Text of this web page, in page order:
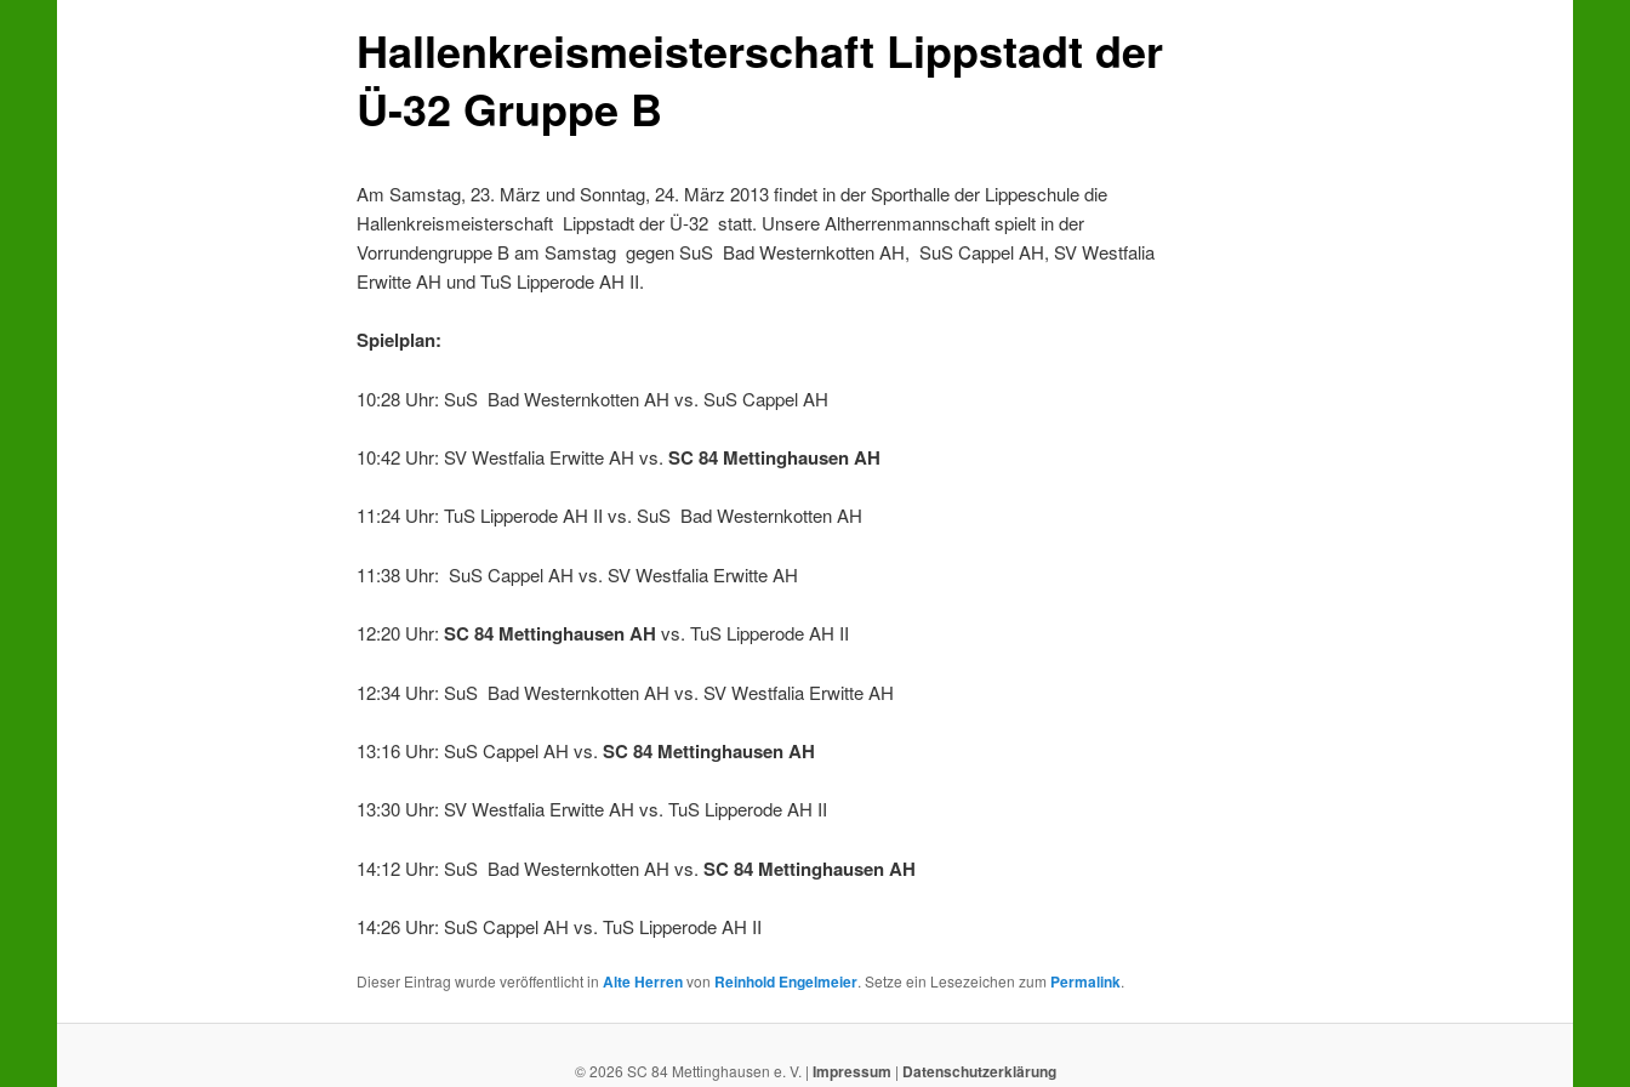
Hallenkreismeisterschaft Lippstadt der
Ü-32 Gruppe B
Am Samstag, 23. März und Sonntag, 24. März 2013 findet in der Sporthalle der Lippeschule die
Hallenkreismeisterschaft Lippstadt der Ü-32 statt. Unsere Altherrenmannschaft spielt in der
Vorrundengruppe B am Samstag gegen SuS Bad Westernkotten AH, SuS Cappel AH, SV Westfalia
Erwitte AH und TuS Lipperode AH II.
Spielplan:
10:28 Uhr: SuS Bad Westernkotten AH vs. SuS Cappel AH
10:42 Uhr: SV Westfalia Erwitte AH vs. SC 84 Mettinghausen AH
11:24 Uhr: TuS Lipperode AH II vs. SuS Bad Westernkotten AH
11:38 Uhr: SuS Cappel AH vs. SV Westfalia Erwitte AH
12:20 Uhr: SC 84 Mettinghausen AH vs. TuS Lipperode AH II
12:34 Uhr: SuS Bad Westernkotten AH vs. SV Westfalia Erwitte AH
13:16 Uhr: SuS Cappel AH vs. SC 84 Mettinghausen AH
13:30 Uhr: SV Westfalia Erwitte AH vs. TuS Lipperode AH II
14:12 Uhr: SuS Bad Westernkotten AH vs. SC 84 Mettinghausen AH
14:26 Uhr: SuS Cappel AH vs. TuS Lipperode AH II
Dieser Eintrag wurde veröffentlicht in Alte Herrenvon Reinhold Engelmeier. Setze ein Lesezeichen zum Permalink.
© 2026 SC 84 Mettinghausen e. V. | Impressum | Datenschutzerklärung